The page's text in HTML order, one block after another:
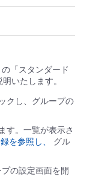
「スタンダード
いたします。
クし、グループの
す。一覧が表示さ
を参照し、
グル
の設定画面を開